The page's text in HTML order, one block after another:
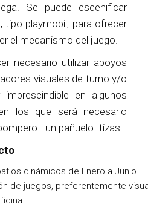
Se puede escenificar
playmobil, para ofrecer
el mecanismo del juego.
necesario utilizar apoyos
visuales de turno y/o
en algunos
los que será necesario
- un pañuelo- tizas.
dinámicos de Enero a Junio
de juegos, preferentemente